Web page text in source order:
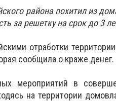
района похитил из
за решетку на срок до 3
отработки
сообщила о краже денег.
мероприятий в
на территории